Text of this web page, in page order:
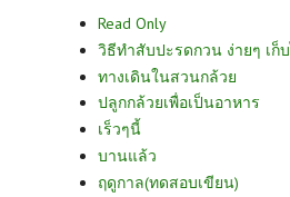
Read Only
วิธีทำสับปะรดกวน ง่ายๆ เก็
ทางเดินในสวนกล้วย
ปลูกกล้วยเพื่อเป็นอาหาร
เร็วๆนี้
บานแล้ว
ฤดูกาล(ทดสอบเขียน)